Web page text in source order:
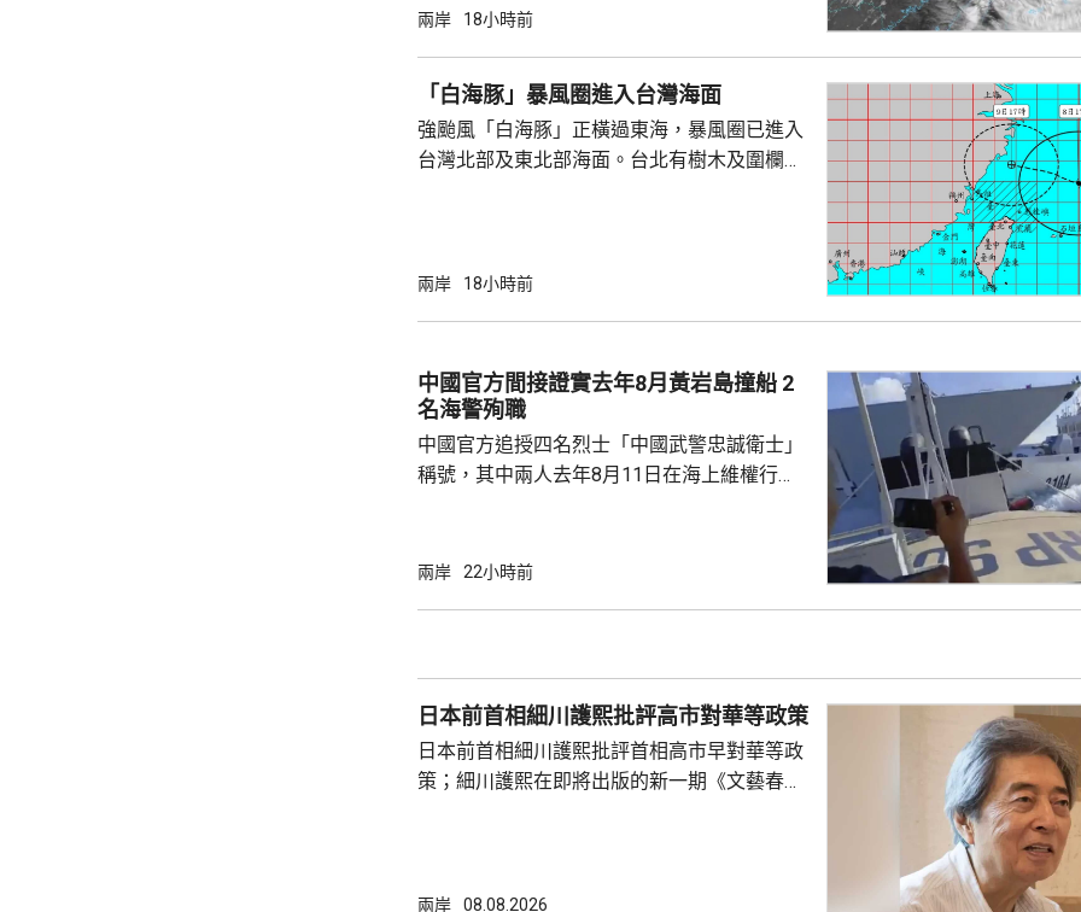
是一家人的兩名成人及兩名小童在海邊觀浪，
石塘鎮政府證實事件，指正搜尋失蹤男童。
兩岸 18小時前
「白海豚」暴風圈進入台灣海面
強颱風「白海豚」正橫過東海，暴風圈已進入
台灣北部及東北部海面。台北有樹木及圍欄倒
的強度將減弱，暴風圈亦有縮小趨勢，但中部
達300毫米。連江縣明日停工停課，海空交通
暫停。
兩岸 18小時前
中國官方間接證實去年8月黃岩島撞船 2
名海警殉職
中國官方追授四名烈士「中國武警忠誠衛士」
稱號，其中兩人去年8月11日在海上維權行動
意味中國時隔一年首次間接證實撞船事件造成
追記一等功。25歲的程龍同日在海上維權行動
中不幸犧牲，同樣追記一等功。...
兩岸 22小時前
日本前首相細川護熙批評高市對華等政策
日本前首相細川護熙批評首相高市早對華等政
策；細川護熙在即將出版的新一期《文藝春
施，打破僵局，難免被批評是不負責任。他認
兩岸 08.08.2026